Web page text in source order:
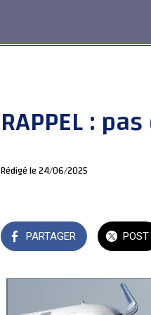
RAPPEL :
Rédigé le 24/06/2025
PARTAGER POST